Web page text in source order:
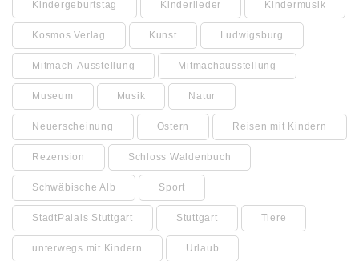
Kindergeburtstag Kinderlieder Kindermusik
Kosmos Verlag Kunst Ludwigsburg
Mitmach-Ausstellung Mitmachausstellung
Museum Musik Natur
Neuerscheinung Ostern Reisen mit Kindern
Rezension Schloss Waldenbuch
Schwäbische Alb Sport
StadtPalais Stuttgart Stuttgart Tiere
unterwegs mit Kindern Urlaub